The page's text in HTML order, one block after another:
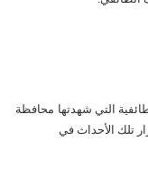
التي شهدتها محافظة
تلك الأحداث في